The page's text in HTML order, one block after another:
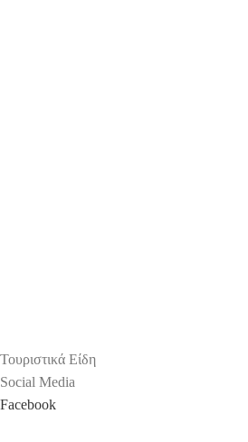
Τουριστικά Είδη
Social Media
Facebook